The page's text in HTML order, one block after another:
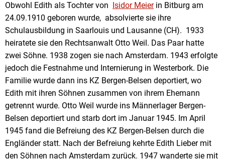
Edith
Lieber
Obwohl Edith als Tochter von Isidor Meierin Bitburg am
24.09.1910 geboren wurde, absolvierte sie ihre
Schulausbildung in Saarlouis und Lausanne (CH). 1933
heiratete sie den Rechtsanwalt Otto Weil. Das Paar hatte
zwei Söhne. 1938 zogen sie nach Amsterdam. 1943 erfolgte
jedoch die Festnahme und Internierung in Westerbork. Die
Familie wurde dann ins KZ Bergen-Belsen deportiert, wo
Edith mit ihren Söhnen zusammen von ihrem Ehemann
getrennt wurde. Otto Weil wurde ins Männerlager Bergen-
Belsen deportiert und starb dort im Januar 1945. Im April
1945 fand die Befreiung des KZ Bergen-Belsen durch die
Engländer statt. Nach der Befreiung kehrte Edith Lieber mit
den Söhnen nach Amsterdam zurück. 1947 wanderte sie mit